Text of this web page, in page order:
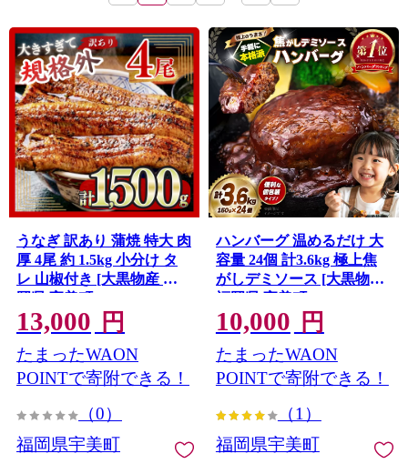
うなぎ 訳あり 蒲焼 特大 肉
厚 4尾 約 1.5kg 小分け タ
レ 山椒付き [大黒物産 福
岡県 宇美町
um40bak830002] 不揃い 規
格外 家庭用 鰻 ウナギ
unagi うなぎ蒲焼 鰻蒲焼き
蒲焼き かば焼き 真空パッ
円
13,000 円
たまったWAON
POINTで寄附できる！
（0）
福岡県宇美町
ハンバーグ 温めるだけ 大
容量 24個 計3.6kg 極上焦
がしデミソース [大黒物産
福岡県 宇美町
um40bak830003] レンジ 湯
煎 冷凍 小分け 大容量 ハン
バーグ 肉 簡単調理 特製
10,000 円
たまったWAON
POINTで寄附できる！
（1）
福岡県宇美町